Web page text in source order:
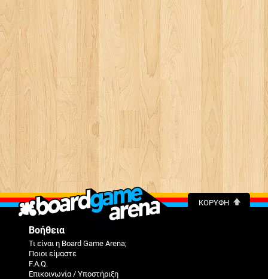
ΚΟΡΥΦΉ
Βοήθεια
Τι είναι η Board Game Arena;
Ποιοι είμαστε
F.A.Q.
Επικοινωνία / Υποστήριξη